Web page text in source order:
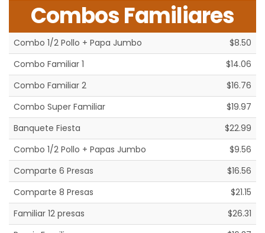
Combos Familiares
Combo 1/2 Pollo + Papa Jumbo
$8.50
Combo Familiar 1
$14.06
Combo Familiar 2
$16.76
Combo Super Familiar
$19.97
Banquete Fiesta
$22.99
Combo 1/2 Pollo + Papas Jumbo
$9.56
Comparte 6 Presas
$16.56
Comparte 8 Presas
$21.15
Familiar 12 presas
$26.31